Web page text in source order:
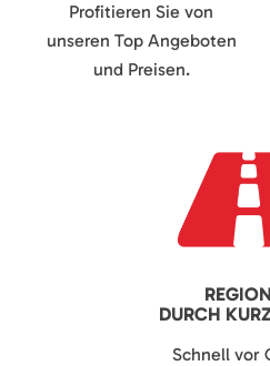
Profitieren Sie von
unseren Top Angeboten
und Preisen.
DURCH
Schnell vor